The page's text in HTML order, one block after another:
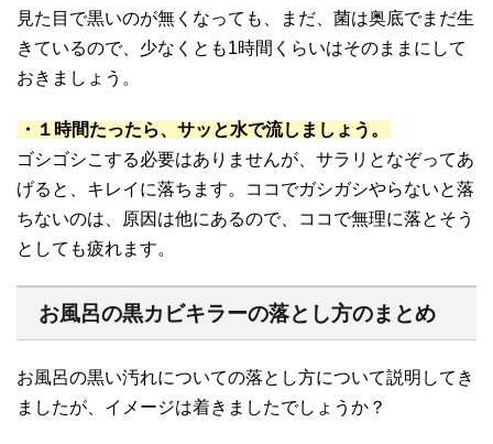
見た目で黒いのが無くなっても、まだ、菌は奥底でまだ生
きているので、少なくとも1時間くらいはそのままにして
おきましょう。
・１時間たったら、サッと水で流しましょう。
ゴシゴシこする必要はありませんが、サラリとなぞってあ
げると、キレイに落ちます。ココでガシガシやらないと落
ちないのは、原因は他にあるので、ココで無理に落とそう
としても疲れます。
お風呂の黒カビキラーの落とし方のまとめ
お風呂の黒い汚れについての落とし方について説明してき
ましたが、イメージは着きましたでしょうか？